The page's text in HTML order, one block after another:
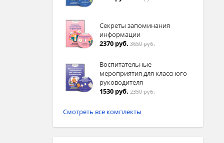
Секреты запоминания
информации
2370 руб. 3650 руб.
Воспитательные
мероприятия для классного
руководителя
1530 руб. 2350 руб.
Смотреть все комплекты